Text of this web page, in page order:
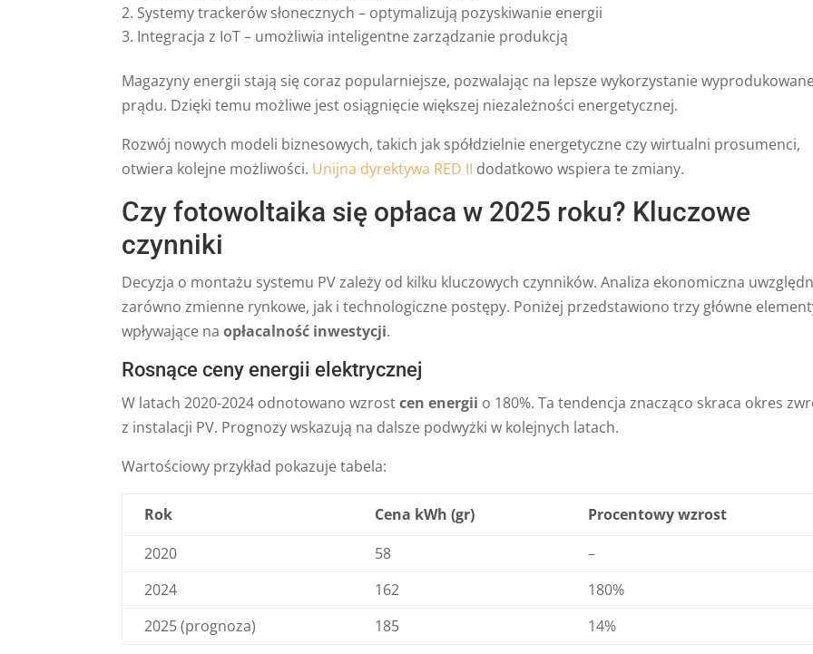
Systemy trackerów słonecznych – optymalizują pozyskiwanie energii
Integracja z IoT – umożliwia inteligentne zarządzanie produkcją
Magazyny energii stają się coraz popularniejsze, pozwalając na lepsze wykorzystanie
prądu. Dzięki temu możliwe jest osiągnięcie większej niezależności energetycznej.
Rozwój nowych modeli biznesowych, takich jak spółdzielnie energetyczne czy wirtualni prosumenci,
otwiera kolejne możliwości. Unijna dyrektywa RED II dodatkowo wspiera te zmiany.
Czy fotowoltaika się opłaca w 2025 roku? Kluczowe
czynniki
Decyzja o montażu systemu PV zależy od kilku kluczowych czynników. Analiza ekonomiczna
zarówno zmienne rynkowe, jak i technologiczne postępy. Poniżej przedstawiono trzy główne
wpływające naopłacalność inwestycji.
Rosnące ceny energii elektrycznej
W latach 2020-2024 odnotowano wzrostcen energii o 180%. Ta tendencja znacząco skraca okres
z instalacji PV. Prognozy wskazują na dalsze podwyżki w kolejnych latach.
Wartościowy przykład pokazuje tabela:
Rok Cena kWh (gr)
Procentowy wzrost
2020
58
–
2024
162
180%
2025 (prognoza)
185 14%